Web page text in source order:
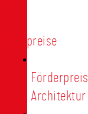
Förderpreise
Förderpreis
Architektur